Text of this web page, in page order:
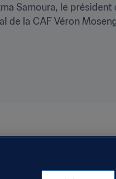
Samoura, le
de la CAF Véron